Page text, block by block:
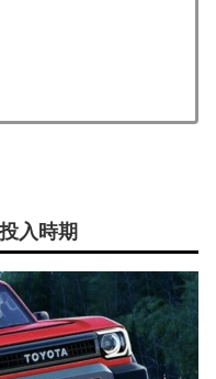
入時期